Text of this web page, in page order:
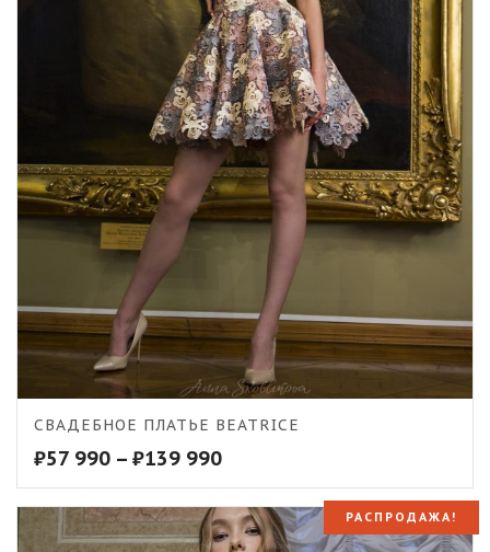
СВАДЕБНОЕ ПЛАТЬЕ BEATRICE
₽57 990 – ₽139 990
РАСПРОДАЖА!